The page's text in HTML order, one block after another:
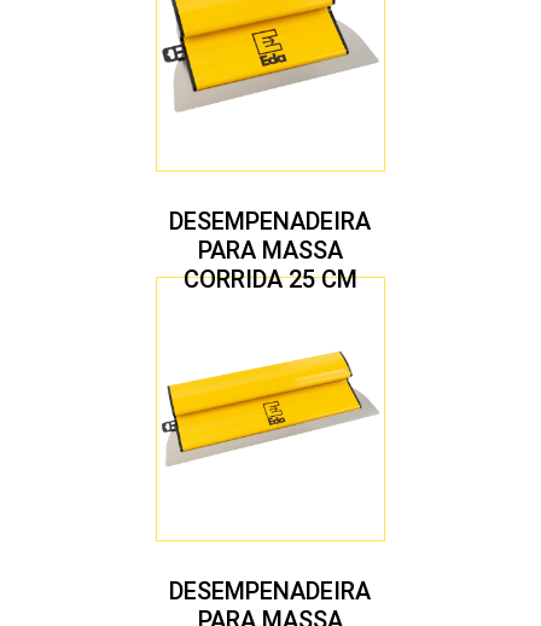
DESEMPENADEIRA
PARA MASSA
CORRIDA 25 CM
DESEMPENADEIRA